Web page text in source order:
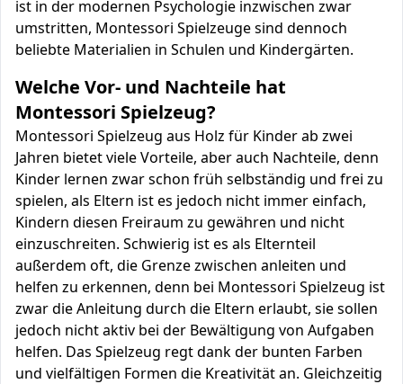
ist in der modernen Psychologie inzwischen zwar
umstritten, Montessori Spielzeuge sind dennoch
beliebte Materialien in Schulen und Kindergärten.
Welche Vor- und Nachteile hat
Montessori Spielzeug?
Montessori Spielzeug aus Holz für Kinder ab zwei
Jahren bietet viele Vorteile, aber auch Nachteile, denn
Kinder lernen zwar schon früh selbständig und frei zu
spielen, als Eltern ist es jedoch nicht immer einfach,
Kindern diesen Freiraum zu gewähren und nicht
einzuschreiten. Schwierig ist es als Elternteil
außerdem oft, die Grenze zwischen anleiten und
helfen zu erkennen, denn bei Montessori Spielzeug ist
zwar die Anleitung durch die Eltern erlaubt, sie sollen
jedoch nicht aktiv bei der Bewältigung von Aufgaben
helfen. Das Spielzeug regt dank der bunten Farben
und vielfältigen Formen die Kreativität an. Gleichzeitig